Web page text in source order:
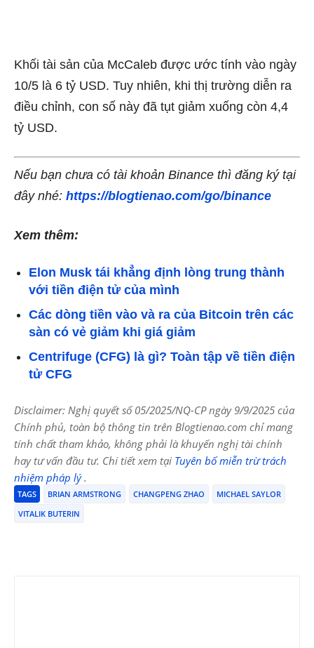
Khối tài sản của McCaleb được ước tính vào ngày
10/5 là 6 tỷ USD. Tuy nhiên, khi thị trường diễn ra
điều chỉnh, con số này đã tụt giảm xuống còn 4,4
tỷ USD.
Nếu bạn chưa có tài khoản Binance thì đăng ký tại
đây nhé: https://blogtienao.com/go/binance
Xem thêm:
Elon Musk tái khẳng định lòng trung thành
với tiền điện tử của mình
Các dòng tiền vào và ra của Bitcoin trên các
sàn có vẻ giảm khi giá giảm
Centrifuge (CFG) là gì? Toàn tập về tiền điện
tử CFG
Disclaimer: Nghị quyết số 05/2025/NQ-CP ngày 9/9/2025 của
Chính phủ, toàn bộ thông tin trên Blogtienao.com chỉ mang
tính chất tham khảo, không phải là khuyến nghị tài chính
hay tư vấn đầu tư. Chi tiết xem tại Tuyên bố miễn trừ trách
nhiệm pháp lý.
TAGS BRIAN ARMSTRONG CHANGPENG ZHAO
MICHAEL SAYLOR
VITALIK BUTERIN